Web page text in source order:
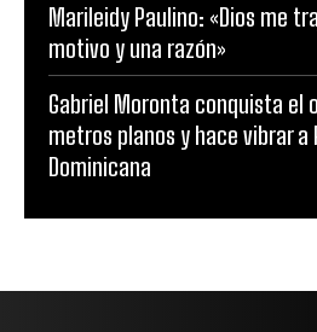
Marileidy Paulino: «Dios me
motivo y una razón»
Gabriel Moronta conquista el
metros planos y hace vibrar a
Dominicana